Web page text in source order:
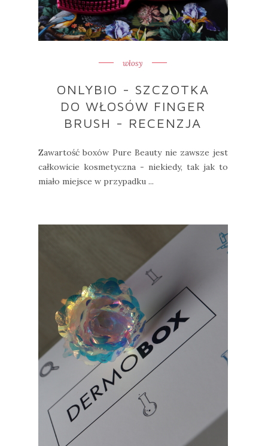
włosy
ONLYBIO - SZCZOTKA
DO WŁOSÓW FINGER
BRUSH - RECENZJA
Zawartość boxów Pure Beauty nie zawsze jest
całkowicie kosmetyczna - niekiedy, tak jak to
miało miejsce w przypadku ...